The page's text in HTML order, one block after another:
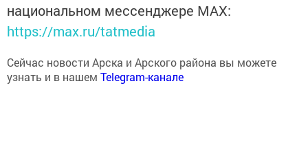
национальном мессенджере MАХ:
https://max.ru/tatmedia
Сейчас новости Арска и Арского района вы можете
узнать и в нашем Telegram-канале